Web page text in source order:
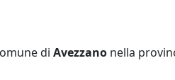
di Avezzano nella